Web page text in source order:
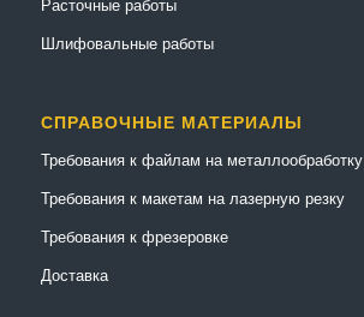
Шлифовальные работы
СПРАВОЧНЫЕ МАТЕРИАЛЫ
Требования к файлам на металлообработку
Требования к макетам на лазерную резку
Требования к фрезеровке
Доставка